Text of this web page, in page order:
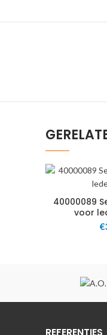
40000089
voor
€